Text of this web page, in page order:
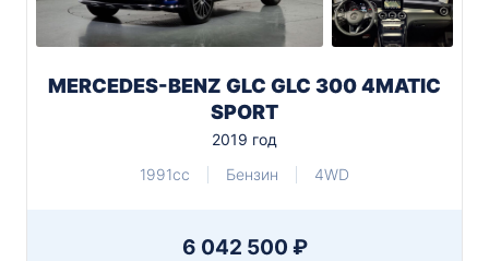
MERCEDES-BENZ GLC GLC 300 4MATIC
SPORT
2019 год
1991cc
Бензин 4WD
6 042 500 ₽